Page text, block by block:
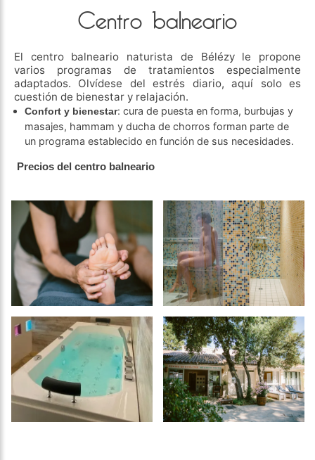
Centro balneario
El centro balneario naturista de Bélézy le propone
varios programas de tratamientos especialmente
adaptados. Olvídese del estrés diario, aquí solo es
cuestión de bienestar y relajación.
Confort y bienestar: cura de puesta en forma, burbujas y
masajes, hammam y ducha de chorros forman parte de
un programa establecido en función de sus necesidades.
Precios del centro balneario